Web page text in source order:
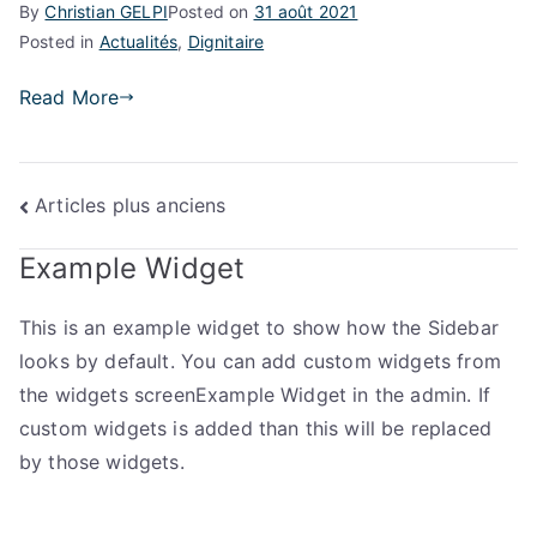
ByChristian GELPIPosted on 31 août 2021
Posted in Actualités, Dignitaire
Read More
Navigation
des
articles
Articles plus anciens
Example Widget
This is an example widget to show how the Sidebar
looks by default. You can add custom widgets from
the widgets screenExample Widget in the admin. If
custom widgets is added than this will be replaced
by those widgets.